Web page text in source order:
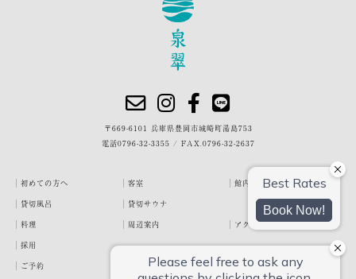
〒669-6101 兵庫県豊岡市城崎町湯島753
電話0796-32-3355 / FAX.0796-32-2637
初めての方へ 客室
館内・施設
貸切風呂
貸切サウナ
料理
周辺案内
アクセス
採用
ご予約
宿泊約款 プライバシーポリシー